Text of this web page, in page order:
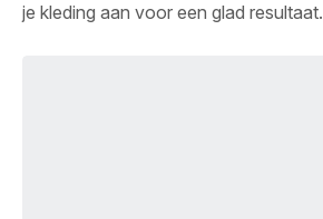
je kleding aan voor een glad resultaat.